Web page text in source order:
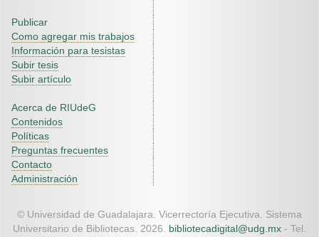
Publicar
Como agregar mis trabajos
Información para tesistas
Subir tesis
Subir artículo
Acerca de RIUdeG
Contenidos
Políticas
Preguntas frecuentes
Contacto
Administración
© Universidad de Guadalajara. Vicerrectoría Ejecutiva. Sistema
Universitario de Bibliotecas. 2026. bibliotecadigital@udg.mx - Tel.